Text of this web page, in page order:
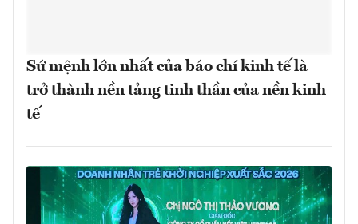
Sứ mệnh lớn nhất của báo chí kinh tế là
trở thành nền tảng tinh thần của nền kinh
tế